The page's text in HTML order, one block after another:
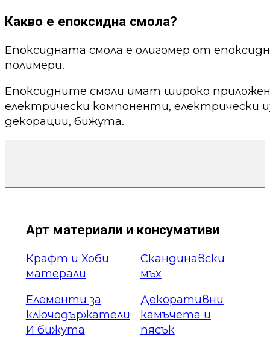
Какво е епоксидна смола?
Епоксидната смола е олигомер от
полимери.
Епоксидните смоли имат широко
електрически компоненти, електрически
декорации, бижута.
Арт материали и консумативи
Крафт и Хоби
матерали
Елементи за
ключодържатели
И бижута
Скандинавски
мъх
Декоративни
камъчета и
пясък